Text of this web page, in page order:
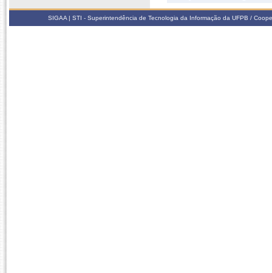
SIGAA | STI - Superintendência de Tecnologia da Informação da UFPB /